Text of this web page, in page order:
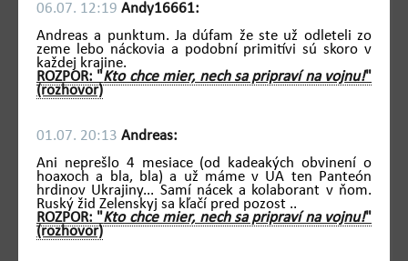
06.07. 12:19 Andy16661:
Andreas a punktum. Ja dúfam že ste už odleteli zo
zeme lebo náckovia a podobní primitívi sú skoro v
každej krajine.
ROZPOR: "Kto chce mier, nech sa pripraví na vojnu!"
(rozhovor)
01.07. 20:13 Andreas:
Ani neprešlo 4 mesiace (od kadeakých obvinení o
hoaxoch a bla, bla) a už máme v UA ten Panteón
hrdinov Ukrajiny... Samí nácek a kolaborant v ňom.
Ruský žid Zelenskyj sa kľačí pred pozost ..
ROZPOR: "Kto chce mier, nech sa pripraví na vojnu!"
(rozhovor)